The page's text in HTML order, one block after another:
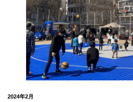
2024年2月